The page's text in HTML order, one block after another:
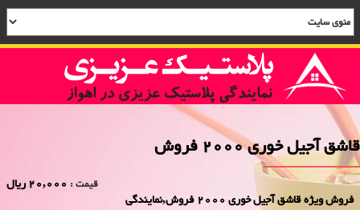
قاشق آجیل خوری 2000 فروش
قیمت : 20,000 ریال
فروش ویژه قاشق آجیل خوری 2000 فروش,نمایندگی